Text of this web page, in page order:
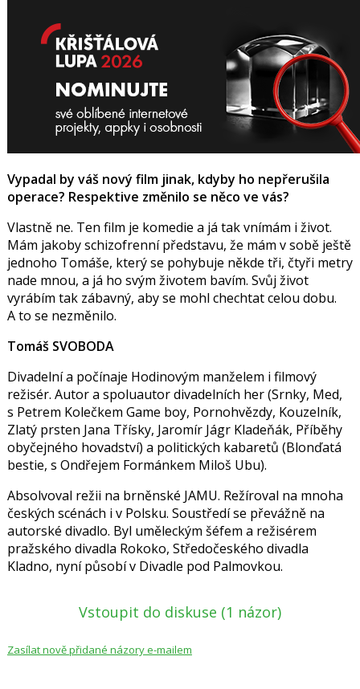
Vypadal by váš nový film jinak, kdyby ho nepřerušila
operace? Respektive změnilo se něco ve vás?
Vlastně ne. Ten film je komedie a já tak vnímám i život.
Mám jakoby schizofrenní představu, že mám v sobě ještě
jednoho Tomáše, který se pohybuje někde tři, čtyři metry
nade mnou, a já ho svým životem bavím. Svůj život
vyrábím tak zábavný, aby se mohl chechtat celou dobu.
A to se nezměnilo.
Tomáš SVOBODA
Divadelní a počínaje Hodinovým manželem i filmový
režisér. Autor a spoluautor divadelních her (Srnky, Med,
s Petrem Kolečkem Game boy, Pornohvězdy, Kouzelník,
Zlatý prsten Jana Třísky, Jaromír Jágr Kladeňák, Příběhy
obyčejného hovadství) a politických kabaretů (Blonďatá
bestie, s Ondřejem Formánkem Miloš Ubu).
Absolvoval režii na brněnské JAMU. Režíroval na mnoha
českých scénách i v Polsku. Soustředí se převážně na
autorské divadlo. Byl uměleckým šéfem a režisérem
pražského divadla Rokoko, Středočeského divadla
Kladno, nyní působí v Divadle pod Palmovkou.
Vstoupit do diskuse (1 názor)
Zasílat nově přidané názory e-mailem